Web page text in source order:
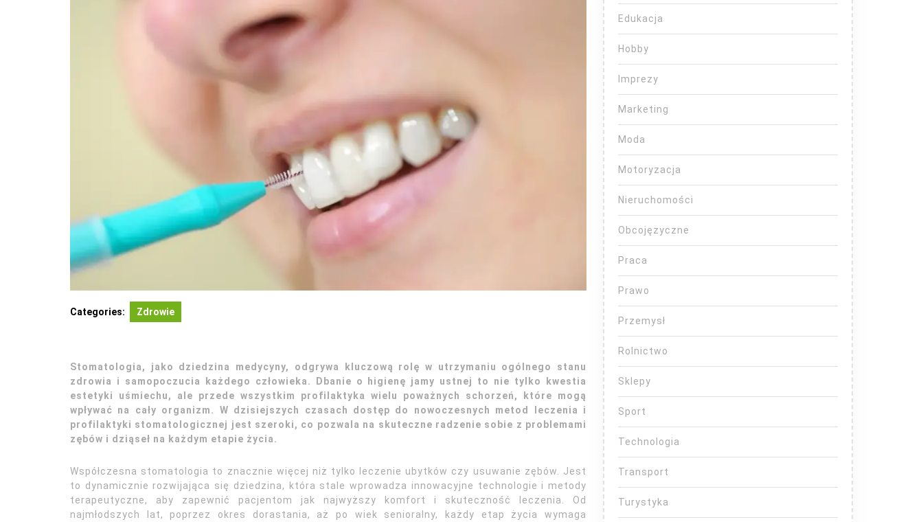
Categories: Zdrowie
Stomatologia, jako dziedzina medycyny, odgrywa kluczową rolę w utrzymaniu ogólnego stanu
zdrowia i samopoczucia każdego człowieka. Dbanie o higienę jamy ustnej to nie tylko kwestia
estetyki uśmiechu, ale przede wszystkim profilaktyka wielu poważnych schorzeń, które mogą
wpływać na cały organizm. W dzisiejszych czasach dostęp do nowoczesnych metod leczenia i
profilaktyki stomatologicznej jest szeroki, co pozwala na skuteczne radzenie sobie z problemami
zębów i dziąseł na każdym etapie życia.
Współczesna stomatologia to znacznie więcej niż tylko leczenie ubytków czy usuwanie zębów. Jest
to dynamicznie rozwijająca się dziedzina, która stale wprowadza innowacyjne technologie i metody
terapeutyczne, aby zapewnić pacjentom jak najwyższy komfort i skuteczność leczenia. Od
najmłodszych lat, poprzez okres dorastania, aż po wiek senioralny, każdy etap życia wymaga
Edukacja
Hobby
Imprezy
Marketing
Moda
Motoryzacja
Nieruchomości
Obcojęzyczne
Praca
Prawo
Przemysł
Rolnictwo
Sklepy
Sport
Technologia
Transport
Turystyka